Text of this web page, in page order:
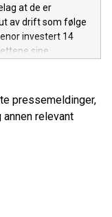
at de er
av drift som følge
investert 14
sine.
pressemeldinger,
relevant